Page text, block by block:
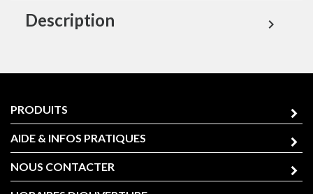
Description expand_more
PRODUITS
AIDE & INFOS PRATIQUES
NOUS CONTACTER